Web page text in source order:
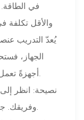
في
والأقل تكلفة
يُعدّ التدريب
الجهاز،
نصيحة: انظر